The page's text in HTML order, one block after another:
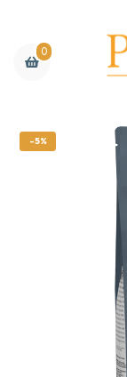
0
-5%